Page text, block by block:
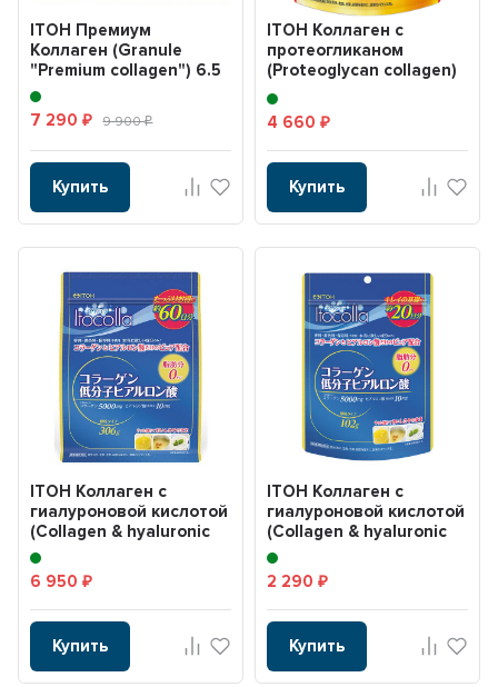
ITOH Премиум
Коллаген (Granule
"Premium collagen") 6.5
гр. 30 саше.
7 290₽ 9 900₽
Купить
ITOH Коллаген с
протеогликаном
(Proteoglycan сollagen)
104 гр.
4 660 ₽
Купить
ITOH Коллаген с
гиалуроновой кислотой
(Collagen & hyaluronic
acid) 306 г
6 950₽
Купить
ITOH Коллаген с
гиалуроновой кислотой
(Collagen & hyaluronic
acid) 102 г
2 290 ₽
Купить